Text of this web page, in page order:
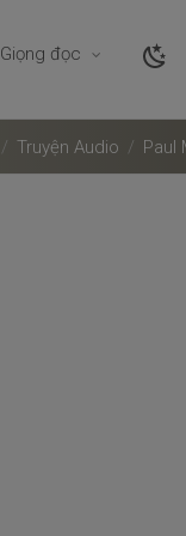
Giọng đọc
Truyện Audio Paul